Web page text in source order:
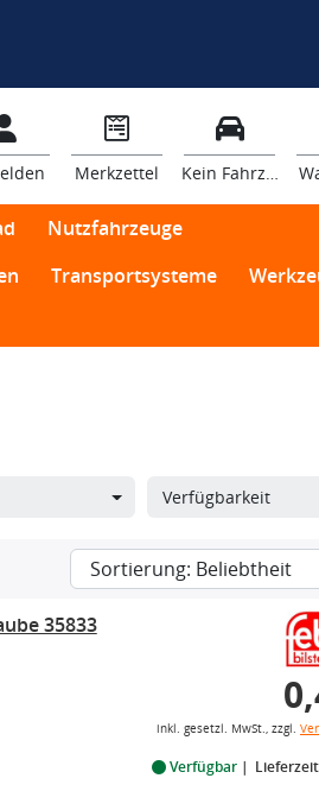
Merkzettel Kein Fahrzeug
Nutzfahrzeuge
Transportsysteme
Verfügbarkeit
35833
inkl. gesetzl. MwSt., zzgl.
Verfügbar